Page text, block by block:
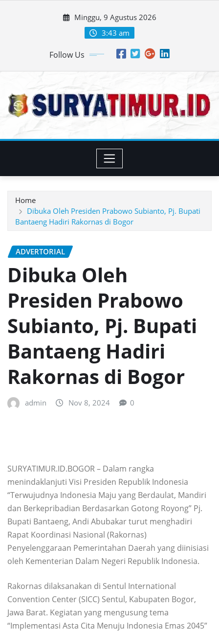
Minggu, 9 Agustus 2026
3:43 am
Follow Us
Home
Dibuka Oleh Presiden Prabowo Subianto, Pj. Bupati
Bantaeng Hadiri Rakornas di Bogor
ADVERTORIAL
Dibuka Oleh
Presiden Prabowo
Subianto, Pj. Bupati
Bantaeng Hadiri
Rakornas di Bogor
admin Nov 8, 2024 0
SURYATIMUR.ID.BOGOR – Dalam rangka
menindaklanjuti Visi Presiden Republik Indonesia
“Terwujudnya Indonesia Maju yang Berdaulat, Mandiri
dan Berkepribadian Berdasarkan Gotong Royong” Pj.
Bupati Bantaeng, Andi Abubakar turut menghadiri
Rapat Koordinasi Nasional (Rakornas)
Penyelenggaraan Pemerintahan Daerah yang diinisiasi
oleh Kementerian Dalam Negeri Republik Indonesia.
Rakornas dilaksanakan di Sentul International
Convention Center (SICC) Sentul, Kabupaten Bogor,
Jawa Barat. Kegiatan yang mengusung tema
“Implementasi Asta Cita Menuju Indonesia Emas 2045”